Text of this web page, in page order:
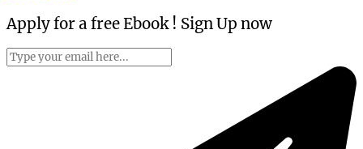
Apply for a free Ebook ! Sign Up now